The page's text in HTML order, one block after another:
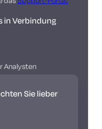
in Verbindung
Analysten
Sie lieber